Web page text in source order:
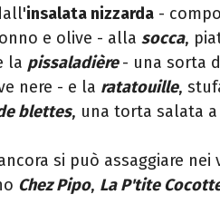
insalata nizzarda -
e olive - alla socca,
la pissaladière- una sorta
nere - e la ratatouille,
blettes, una torta salata
si può assaggiare nei
Chez Pipo, La P'tite